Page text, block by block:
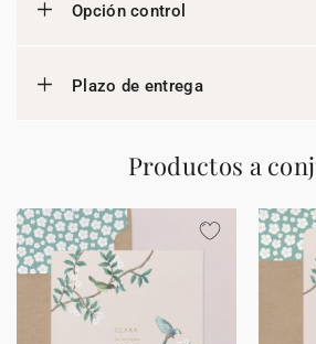
Opción control
Plazo de entrega
Productos a